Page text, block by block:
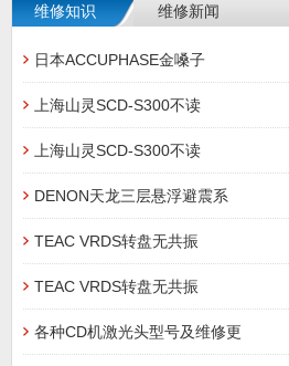
维修知识 维修新闻
日本ACCUPHASE金嗓子
上海山灵SCD-S300不读
上海山灵SCD-S300不读
DENON天龙三层悬浮避震系
TEAC VRDS转盘无共振
TEAC VRDS转盘无共振
各种CD机激光头型号及维修更